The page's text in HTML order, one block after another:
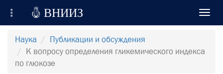
Всероссийский Научно-Исследовательский
Институт Зерна и продуктов его переработки
Регистрация
 ВНИИЗ
Наука
Публикации и обсуждения
К вопросу определения гликемического индекса
по глюкозе